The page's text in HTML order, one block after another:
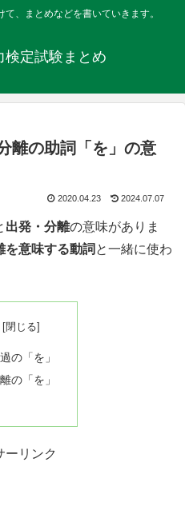
、まとめなどを書いていきます。
検定試験まとめ
離の助詞「を」の意
2020.04.23 2024.07.07
出発・分離の意味がありま
を意味する動詞 と一緒に使わ
の「を」
の「を」
ーリンク